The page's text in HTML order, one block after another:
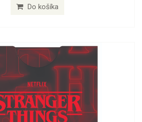
Do košíka